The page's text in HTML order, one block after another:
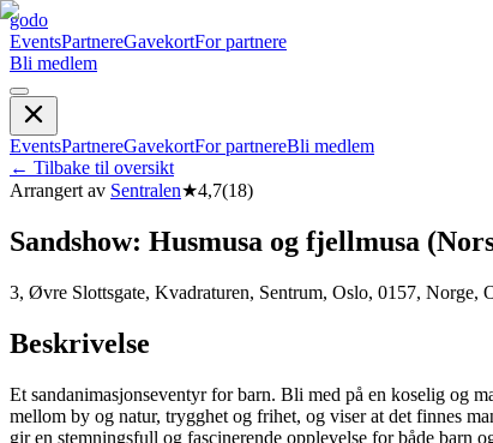
godo
EventsPartnereGavekortFor partnere
Bli medlem
EventsPartnereGavekortFor partnereBli medlem
← Tilbake til oversikt
Arrangert av Sentralen★4,7(18)
Sandshow: Husmusa og fjellmusa
3, Øvre Slottsgate, Kvadraturen, Sentrum, Oslo, 0157, Norge,
Beskrivelse
Et sandanimasjonseventyr for barn. Bli med på en koselig og
mellom by og natur, trygghet og frihet, og viser at det finnes
gir en stemningsfull og fascinerende opplevelse for både